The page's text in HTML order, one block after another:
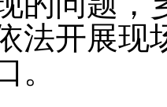
法开展现
。